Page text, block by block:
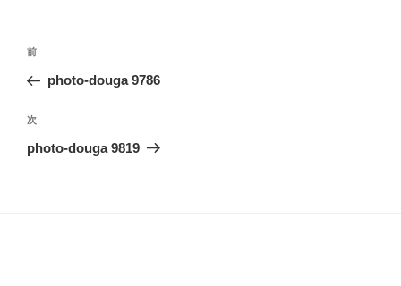
投
稿
ビ
ゲ
前
の
稿
前
photo-douga 9786
次
の
次
photo-douga 9819